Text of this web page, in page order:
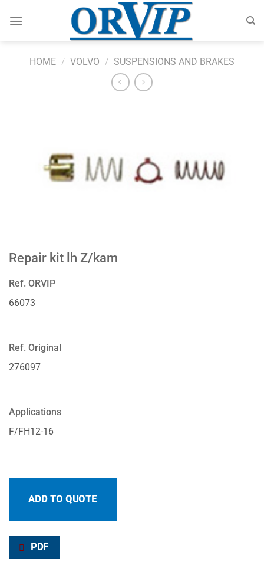
HOME / VOLVO / SUSPENSIONS AND BRAKES
Repair kit lh Z/kam
Ref. ORVIP
66073
Ref. Original
276097
Applications
F/FH12-16
ADD TO QUOTE
PDF